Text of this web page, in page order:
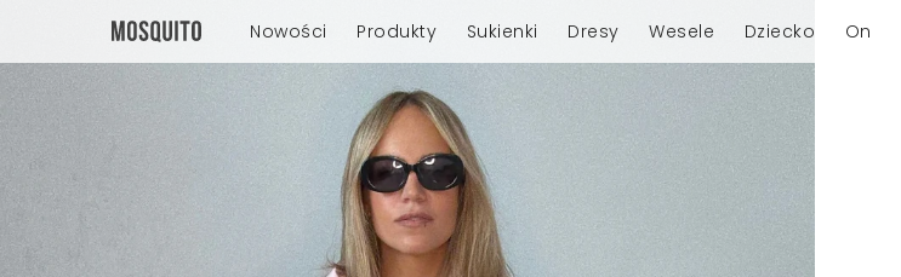
Nowości Produkty Sukienki Dresy Wesele Dziecko On